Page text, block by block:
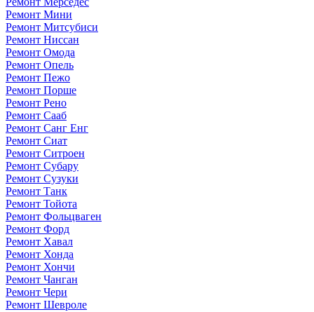
Ремонт Мини
Ремонт Митсубиси
Ремонт Ниссан
Ремонт Омода
Ремонт Опель
Ремонт Пежо
Ремонт Порше
Ремонт Рено
Ремонт Сааб
Ремонт Санг Енг
Ремонт Сиат
Ремонт Ситроен
Ремонт Субару
Ремонт Сузуки
Ремонт Танк
Ремонт Тойота
Ремонт Фольцваген
Ремонт Форд
Ремонт Хавал
Ремонт Хонда
Ремонт Хончи
Ремонт Чанган
Ремонт Чери
Ремонт Шевроле